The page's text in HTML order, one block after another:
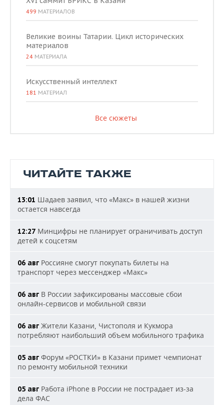
499 МАТЕРИАЛОВ
Великие воины Татарии. Цикл исторических
материалов
24 МАТЕРИАЛА
Искусственный интеллект
181 МАТЕРИАЛ
Все сюжеты
ЧИТАЙТЕ ТАКЖЕ
13:01 Шадаев заявил, что «Макс» в нашей жизни
остается навсегда
12:27 Минцифры не планирует ограничивать доступ
детей к соцсетям
06 авг Россияне смогут покупать билеты на
транспорт через мессенджер «Макс»
06 авг В России зафиксированы массовые сбои
онлайн-сервисов и мобильной связи
06 авг Жители Казани, Чистополя и Кукмора
потребляют наибольший объем мобильного трафика
05 авг Форум «РОСТКИ» в Казани примет чемпионат
по ремонту мобильной техники
05 авг Работа iPhone в России не пострадает из-за
дела ФАС